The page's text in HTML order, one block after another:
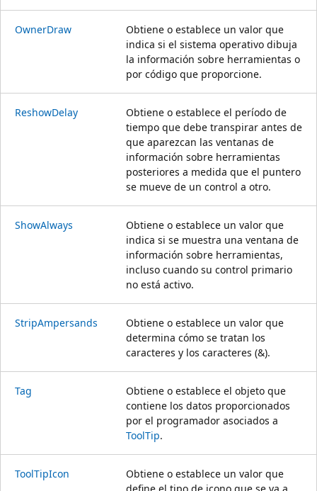
OwnerDraw
Obtiene o establece un valor que
indica si el sistema operativo dibuja
la información sobre herramientas o
por código que proporcione.
ReshowDelay
Obtiene o establece el período de
tiempo que debe transpirar antes de
que aparezcan las ventanas de
información sobre herramientas
posteriores a medida que el puntero
se mueve de un control a otro.
ShowAlways
Obtiene o establece un valor que
indica si se muestra una ventana de
información sobre herramientas,
incluso cuando su control primario
no está activo.
StripAmpersands
Obtiene o establece un valor que
determina cómo se tratan los
caracteres y los caracteres (&).
Tag
Obtiene o establece el objeto que
contiene los datos proporcionados
por el programador asociados a
ToolTip.
ToolTipIcon
Obtiene o establece un valor que
define el tipo de icono que se va a